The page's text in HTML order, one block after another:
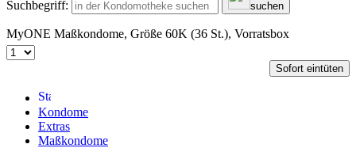
Suchbegriff: suchen
MyONE Maßkondome, Größe 60K (36 St.), Vorratsbox
Sofort eintüten
Kondome
Extras
Maßkondome